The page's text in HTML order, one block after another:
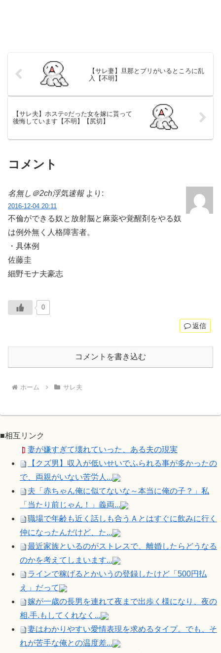
【サレ妻】旦那とブリがいるところに乱
入【不明】
【サレ夫】ホステ○だった女を嫁に貰って
後悔しています【不明】【尻切】
コメント
名無し＠2ch浮気速報 より:
2016-12-04 20:11
不倫ができる奴と放射脳と麻薬や覚醒剤をやる奴
は例外無く人格障害者。
・具体例
佐藤圭
細野モナ夫豪志
0
返信
コメントを書き込む
ホーム サレ夫
■相互リンク
妻が嫌すぎて壊れていった、ある夫の現実
【クズ男】収入が低いせいでふられる事が多かったの
で、両親がいない苦労人...
夫「赤ちゃん俺に似てないな～本当に俺の子？」私
「当たり前じゃん！」義両...
職場で年齢も近く話しも合うＡとはすぐに飲みに行く
仲になったんだけど、た...
最近家族といるのがストレスで、離婚したらどうなる
のかを考えてしまいます...
ラインで稼げるとかいうの登録したけど「500円払
え」だって
嫁が一歳の長男を連れて夜まで出歩く様になり、夜の
相.手.もしてくれなく...
妻はわかりやすい愛情表現を求めるタイプ。でも、そ
れが苦手な俺との温度差...